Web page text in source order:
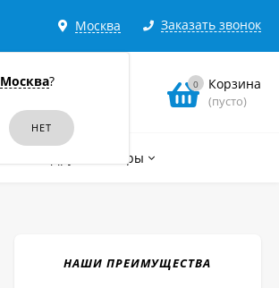
Москва
Москва?
Заказать звонок
0 Корзина
(пусто)
Другие товары
НАШИ ПРЕИМУЩЕСТВА